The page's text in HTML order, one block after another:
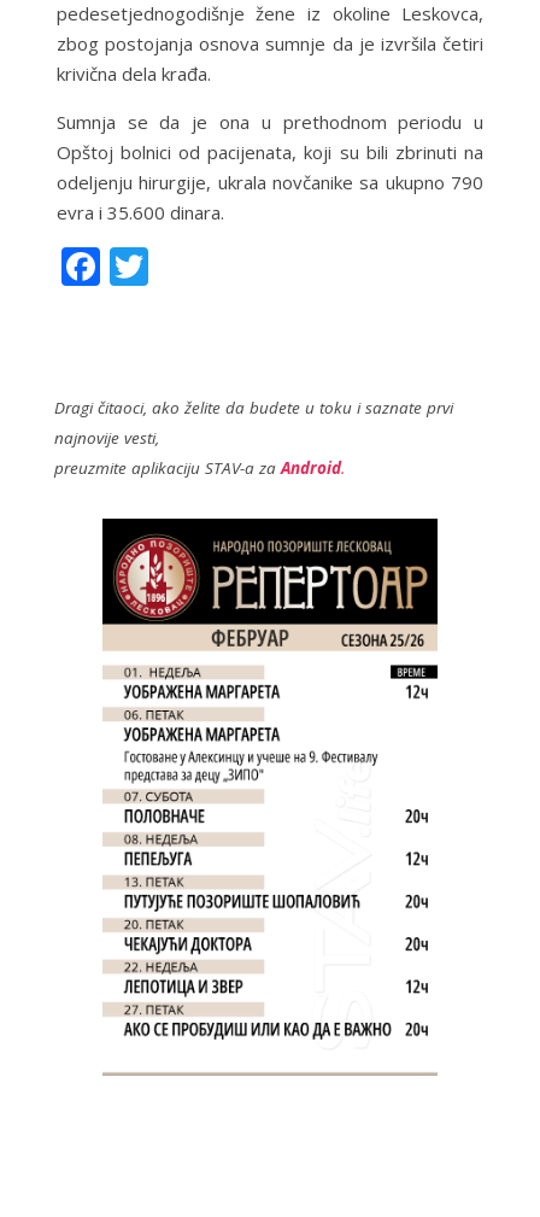
pedesetjednogodišnje žene iz okoline Leskovca,
zbog postojanja osnova sumnje da je izvršila četiri
krivična dela krađa.
Sumnja se da je ona u prethodnom periodu u
Opštoj bolnici od pacijenata, koji su bili zbrinuti na
odeljenju hirurgije, ukrala novčanike sa ukupno 790
evra i 35.600 dinara.
F
o
o
T
Dragi čitaoci, ako želite da budete u toku i saznate prvi
najnovije vesti,
preuzmite aplikaciju STAV-a zaAndroid.